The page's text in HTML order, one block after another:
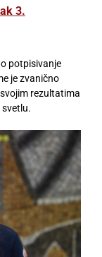
3.
potpisivanje
je zvanično
rezultatima
svetlu.